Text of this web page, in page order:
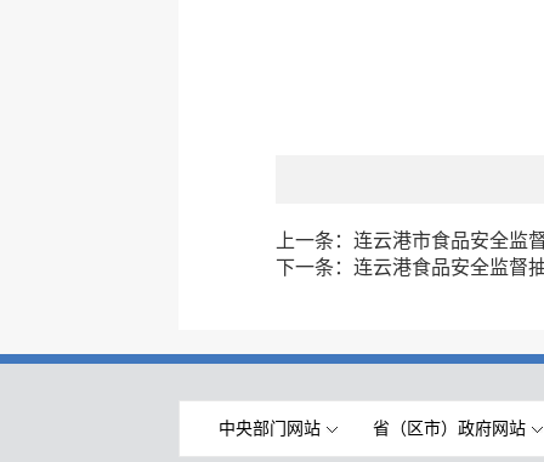
上一条： 连云港市食品安全监
下一条： 连云港食品安全监督
中央部门网站 省（区市）政府网站